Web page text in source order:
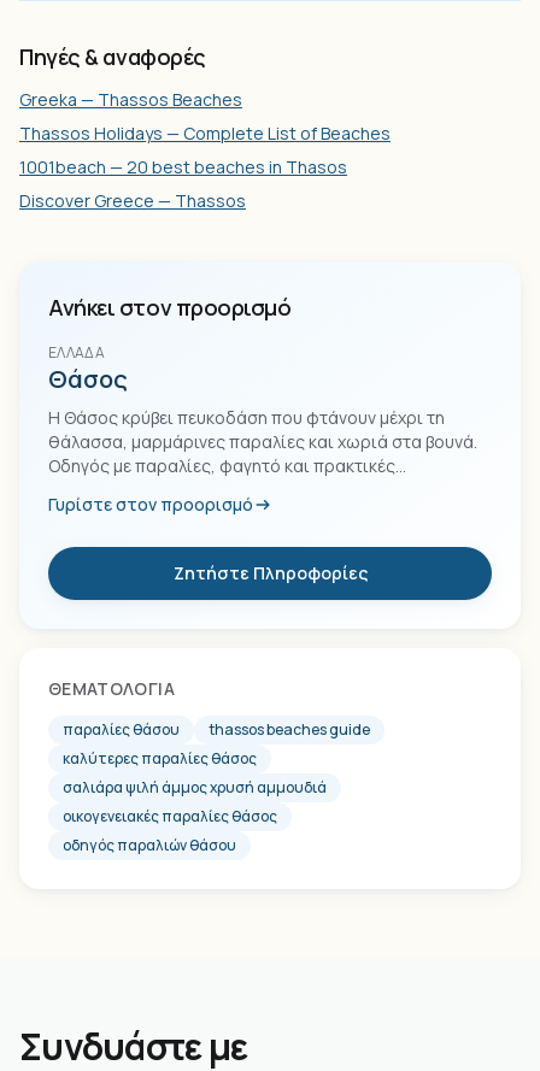
Πηγές & αναφορές
Greeka — Thassos Beaches
Thassos Holidays — Complete List of Beaches
1001beach — 20 best beaches in Thasos
Discover Greece — Thassos
Ανήκει στον προορισμό
ΕΛΛΆΔΑ
Θάσος
Η Θάσος κρύβει πευκοδάση που φτάνουν μέχρι τη
θάλασσα, μαρμάρινες παραλίες και χωριά στα βουνά.
Οδηγός με παραλίες, φαγητό και πρακτικές
Γυρίστε στον προορισμό
Ζητήστε Πληροφορίες
ΘΕΜΑΤΟΛΟΓΊΑ
παραλίες θάσου
thassos beaches guide
καλύτερες παραλίες θάσος
σαλιάρα ψιλή άμμος χρυσή αμμουδιά
οικογενειακές παραλίες θάσος
οδηγός παραλιών θάσου
Συνδυάστε με